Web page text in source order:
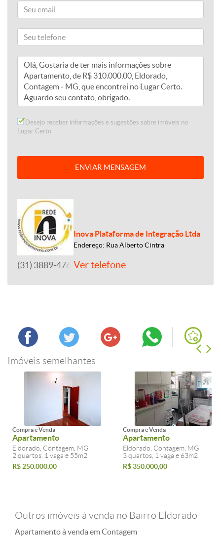
Desejo receber informações e sugestões sobre imóveis no
Lugar Certo.
ENVIAR MENSAGEM
Inova Plataforma de Integração Ltda
Endereço: Rua Alberto Cintra
(31) 3889-4765Ver telefone
Imóveis semelhantes
Compra e Venda
Apartamento
Eldorado, Contagem, MG
2 quartos, 1 vaga e 55m2
R$ 250.000,00
Compra e Venda
Apartamento
Eldorado, Contagem, MG
3 quartos, 1 vaga e 63m2
R$ 350.000,00
Outros imóveis à venda no Bairro Eldorado
Apartamento à venda em Contagem